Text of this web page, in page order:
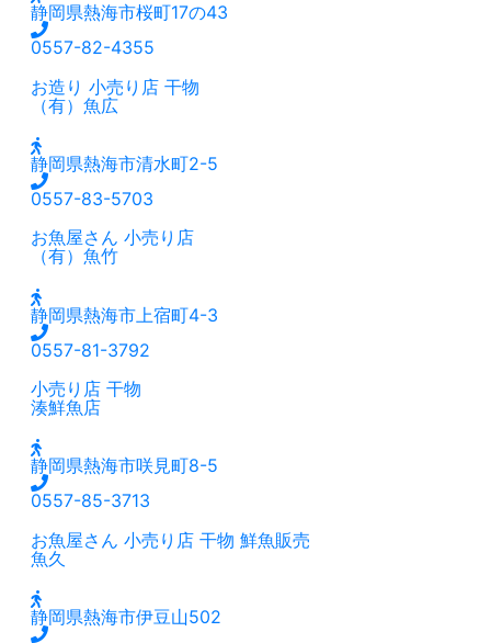
静岡県熱海市桜町17の43
0557-82-4355
お造り 小売り店 干物
（有）魚広
静岡県熱海市清水町2-5
0557-83-5703
お魚屋さん 小売り店
（有）魚竹
静岡県熱海市上宿町4-3
0557-81-3792
小売り店 干物
湊鮮魚店
静岡県熱海市咲見町8-5
0557-85-3713
お魚屋さん 小売り店 干物 鮮魚販売
魚久
静岡県熱海市伊豆山502